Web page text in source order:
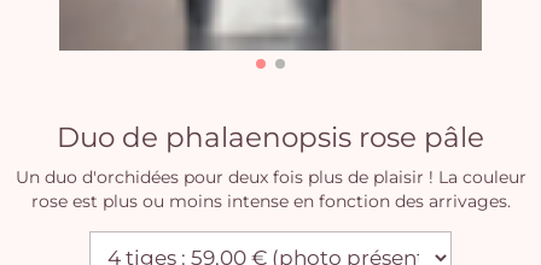
Duo de phalaenopsis rose pâle
Un duo d'orchidées pour deux fois plus de plaisir ! La couleur
rose est plus ou moins intense en fonction des arrivages.